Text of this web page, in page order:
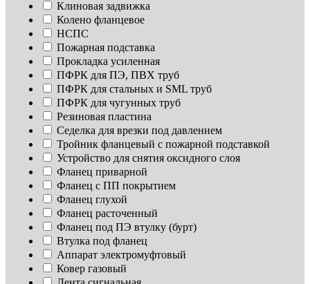
Клиновая задвижка
Колено фланцевое
НСПС
Пожарная подставка
Прокладка усиленная
ПФРК для ПЭ, ПВХ труб
ПФРК для стальных и SML труб
ПФРК для чугунных труб
Резиновая пластина
Седелка для врезки под давлением
Тройник фланцевый с пожарной подставкой
Устройство для снятия оксидного слоя
Фланец приварной
Фланец с ПП покрытием
Фланец глухой
Фланец расточенный
Фланец под ПЭ втулку (бурт)
Втулка под фланец
Аппарат электромуфтовый
Ковер газовый